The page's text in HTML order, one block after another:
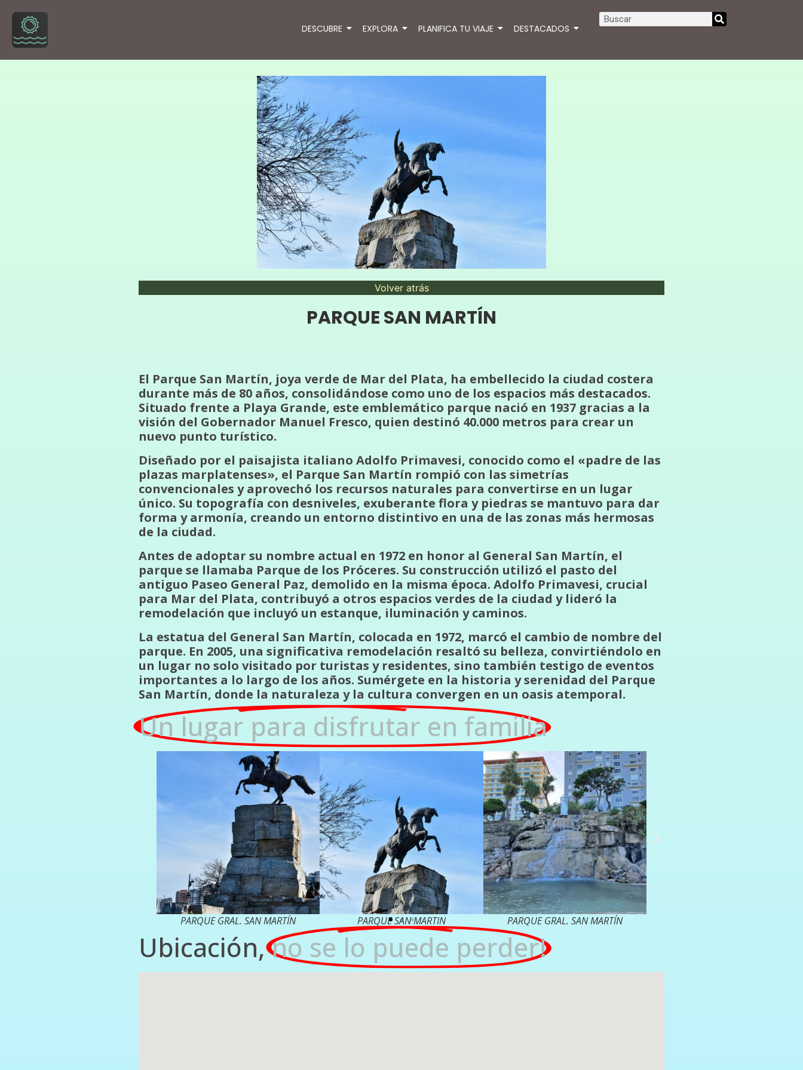
DESCUBRE EXPLORA PLANIFICA TU VIAJE DESTACADOS
Volver atrás
PARQUE SAN MARTÍN
El Parque San Martín, joya verde de Mar del Plata, ha embellecido la ciudad costera
durante más de 80 años, consolidándose como uno de los espacios más destacados.
Situado frente a Playa Grande, este emblemático parque nació en 1937 gracias a la
visión del Gobernador Manuel Fresco, quien destinó 40.000 metros para crear un
nuevo punto turístico.
Diseñado por el paisajista italiano Adolfo Primavesi, conocido como el «padre de las
plazas marplatenses», el Parque San Martín rompió con las simetrías
convencionales y aprovechó los recursos naturales para convertirse en un lugar
único. Su topografía con desniveles, exuberante flora y piedras se mantuvo para dar
forma y armonía, creando un entorno distintivo en una de las zonas más hermosas
de la ciudad.
Antes de adoptar su nombre actual en 1972 en honor al General San Martín, el
parque se llamaba Parque de los Próceres. Su construcción utilizó el pasto del
antiguo Paseo General Paz, demolido en la misma época. Adolfo Primavesi, crucial
para Mar del Plata, contribuyó a otros espacios verdes de la ciudad y lideró la
remodelación que incluyó un estanque, iluminación y caminos.
La estatua del General San Martín, colocada en 1972, marcó el cambio de nombre del
parque. En 2005, una significativa remodelación resaltó su belleza, convirtiéndolo en
un lugar no solo visitado por turistas y residentes, sino también testigo de eventos
importantes a lo largo de los años. Sumérgete en la historia y serenidad del Parque
San Martín, donde la naturaleza y la cultura convergen en un oasis atemporal.
Un lugar para disfrutar en familia
PARQUE GRAL. SAN MARTÍN PARQUE SAN MARTIN PARQUE GRAL. SAN MARTÍN
Ubicación, no se lo puede perder!